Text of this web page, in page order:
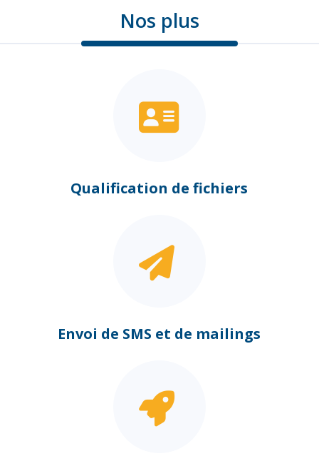
Nos plus
Qualification de fichiers
Envoi de SMS et de mailings